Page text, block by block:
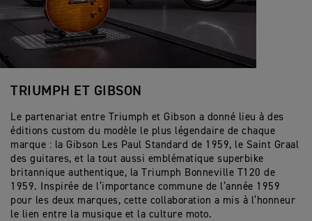
TRIUMPH ET GIBSON
Le partenariat entre Triumph et Gibson a donné lieu à des
éditions custom du modèle le plus légendaire de chaque
marque : la Gibson Les Paul Standard de 1959, le Saint Graal
des guitares, et la tout aussi emblématique superbike
britannique authentique, la Triumph Bonneville T120 de
1959. Inspirée de l’importance commune de l’année 1959
pour les deux marques, cette collaboration a mis à l’honneur
le lien entre la musique et la culture moto.